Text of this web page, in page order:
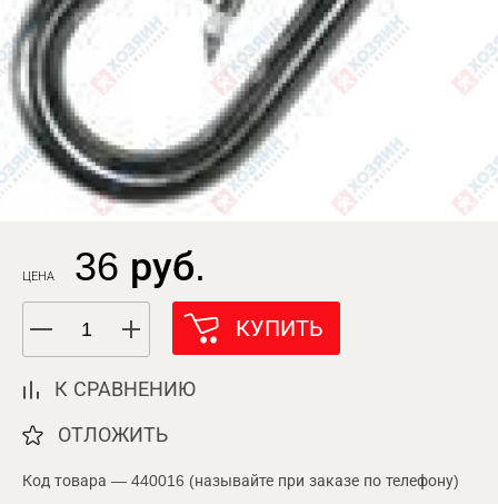
ЦЕНА 36 руб.
КУПИТЬ
К СРАВНЕНИЮ
ОТЛОЖИТЬ
Код товара — 440016 (называйте при заказе по телефону)